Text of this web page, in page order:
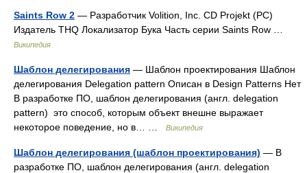
Saints Row 2 — Разработчик Volition, Inc. CD Projekt (PC)
Издатель THQ Локализатор Бука Часть серии Saints Row …
Википедия
Шаблон делегирования — Шаблон проектирования Шаблон
делегирования Delegation pattern Описан в Design Patterns Нет
В разработке ПО, шаблон делегирования (англ. delegation
pattern) это способ, которым объект внешне выражает
некоторое поведение, но в… …
Википедия
Шаблон делегирования (шаблон проектирования) — В
разработке ПО, шаблон делегирования (англ. delegation